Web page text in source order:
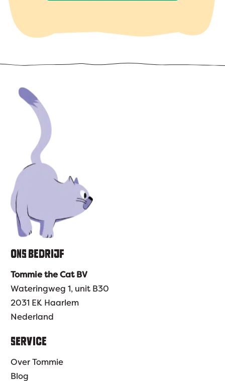
ONS BEDRIJF
Tommie the Cat BV
Wateringweg 1, unit B30
2031 EK Haarlem
Nederland
SERVICE
Over Tommie
Blog